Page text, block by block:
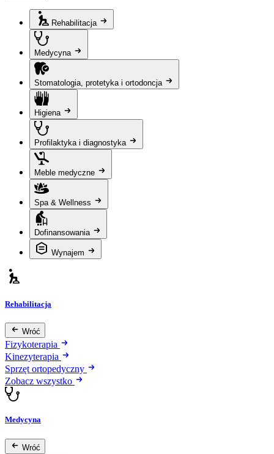
Rehabilitacja
Medycyna
Stomatologia, protetyka i ortodoncja
Higiena
Profilaktyka i diagnostyka
Meble medyczne
Spa & Wellness
Dofinansowania
Wynajem
Rehabilitacja
Wróć
Fizykoterapia
Kinezyterapia
Sprzęt ortopedyczny
Zobacz wszystko
Medycyna
Wróć